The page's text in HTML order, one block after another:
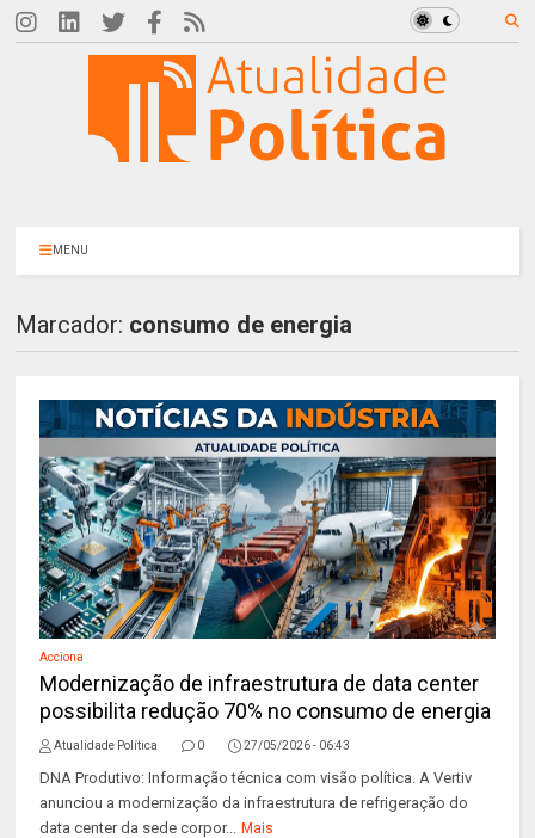
MENU
Marcador: consumo de energia
Acciona
Modernização de infraestrutura de data center
possibilita redução 70% no consumo de energia
Atualidade Política 0 27/05/2026 - 06:43
DNA Produtivo: Informação técnica com visão política. A Vertiv
anunciou a modernização da infraestrutura de refrigeração do
data center da sede corpor... Mais